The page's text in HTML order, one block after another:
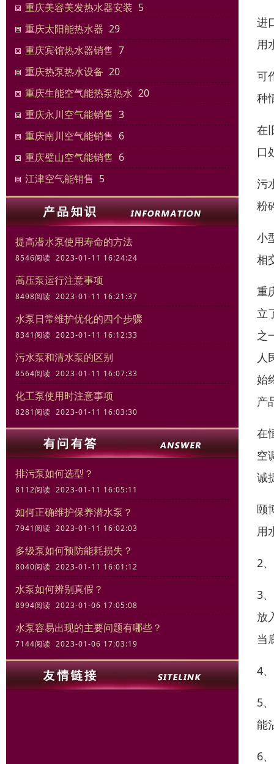
重庆美容美发热水器安装 5
重庆太阳能热水器 29
重庆宾馆热水器销售 7
重庆热泵热水设备 20
重庆生能空气能热泵热水 20
重庆永川空气能销售 3
重庆南川空气能销售 6
重庆璧山空气能销售 6
江津空气能销售 5
提高潜水泵使用寿命的方法
8546阅读 2023-01-11 16:24:24
高压泵运行注意事项
8498阅读 2023-01-11 16:21:37
水泵日常维护优化的四个步骤
8341阅读 2023-01-11 16:12:33
污水泵和清水泵的区别
8564阅读 2023-01-11 16:07:33
化工泵使用时注意事项
8281阅读 2023-01-11 16:03:30
排污泵如何选型？
8112阅读 2023-01-11 16:05:11
如何正确维护保养潜水泵？
7941阅读 2023-01-11 16:02:03
多级泵如何预防能耗损失？
8040阅读 2023-01-11 16:01:12
水泵如何辨别真假？
8994阅读 2023-01-06 17:05:08
水泵容易出现的主要问题有哪些？
7144阅读 2023-01-06 17:03:19
进
用
可
种
在
口
污
粉
小
相
重
立
之
人
始
产
在
空
诚
颐
用
2
3
放
当
4
5
能
6